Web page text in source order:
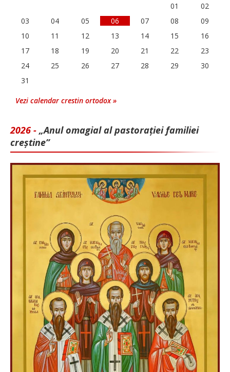
01
02
03
04 05 06 07 08
09
10
11 12 13 14 15
16
17
18 19 20 21 22
23
24
25 26 27 28 29
30
31
Vezi calendar crestin ortodox »
2026 - „Anul omagial al pastorației familiei
creștine”